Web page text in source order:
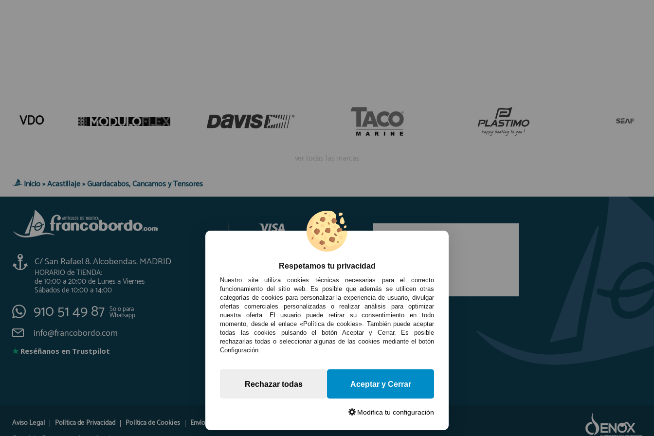
Motores
Navegacion
Pesca
Tiempo Libre
Submarinismo
AFILIADOS
INFORMACION
910 60 71 03
de 10:00 a 20:00 de Lunes a Viernes
Sábados de 10:00 a 14:00
910 51 49 87 Solo para
VDO
ver todas las marcas
Inicio»Acastillaje»Guardacabos, Cancamos y Tensores
C/ San Rafael 8. Alcobendas. MADRID
HORARIO de TIENDA:
de 10:00 a 20:00 de Lunes a Viernes
Sábados de 10:00 a 14:00
910 51 49 87 Solo para
Whatsapp
info@francobordo.com
★Reséñanos en Trustpilot
Aviso Legal Política de Privacidad Política de Cookies Envíos y Devoluciones
Respetamos tu privacidad
Nuestro site utiliza cookies técnicas necesarias para el correcto
funcionamiento del sitio web. Es posible que además se utilicen otras
categorías de cookies para personalizar la experiencia de usuario, divulgar
ofertas comerciales personalizadas o realizar análisis para optimizar
nuestra oferta. El usuario puede retirar su consentimiento en todo
momento, desde el enlace «Política de cookies». También puede aceptar
todas las cookies pulsando el botón Aceptar y Cerrar. Es posible
rechazarlas todas o seleccionar algunas de las cookies mediante el botón
Configuración.
Rechazar todas Aceptar y Cerrar
Modifica tu configuración